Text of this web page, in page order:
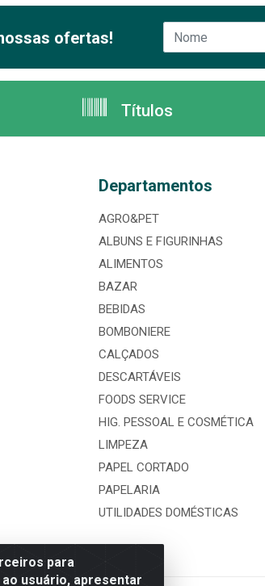
para
usuário, apresentar
ofertas!
Títulos
Departamentos
AGRO&PET
ALBUNS E FIGURINHAS
ALIMENTOS
BAZAR
BEBIDAS
BOMBONIERE
CALÇADOS
DESCARTÁVEIS
FOODS SERVICE
HIG. PESSOAL E COSMÉTICA
LIMPEZA
PAPEL CORTADO
PAPELARIA
UTILIDADES DOMÉSTICAS